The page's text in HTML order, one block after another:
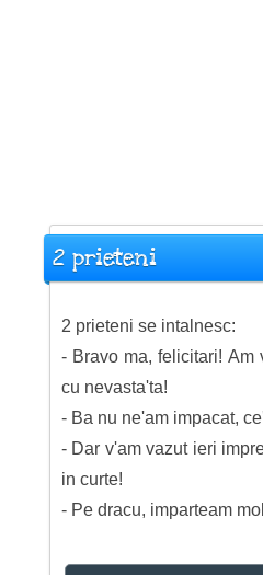
2 prieteni
2 prieteni se intalnesc:
- Bravo ma, felicitari! Am
cu nevasta'ta!
- Ba nu ne'am impacat,
- Dar v'am vazut ieri
in curte!
- Pe dracu, imparteam